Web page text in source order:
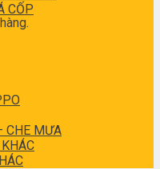
CỐP
CHE MƯA